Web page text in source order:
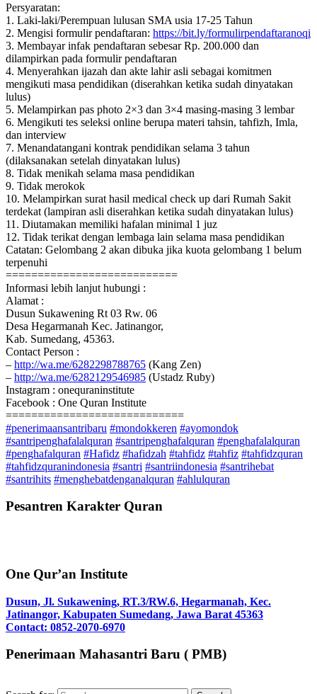
Persyaratan:
1. Laki-laki/Perempuan lulusan SMA usia 17-25 Tahun
2. Mengisi formulir pendaftaran: https://bit.ly/formulirpendaftaranoqi
3. Membayar infak pendaftaran sebesar Rp. 200.000 dan
dilampirkan pada formulir pendaftaran
4. Menyerahkan ijazah dan akte lahir asli sebagai komitmen
mengikuti masa pendidikan (diserahkan ketika sudah dinyatakan
lulus)
5. Melampirkan pas photo 2×3 dan 3×4 masing-masing 3 lembar
6. Mengikuti tes seleksi online berupa materi tahsin, tahfizh, Imla,
dan interview
7. Menandatangani kontrak pendidikan selama 3 tahun
(dilaksanakan setelah dinyatakan lulus)
8. Tidak menikah selama masa pendidikan
9. Tidak merokok
10. Melampirkan surat hasil medical check up dari Rumah Sakit
terdekat (lampiran asli diserahkan ketika sudah dinyatakan lulus)
11. Diutamakan memiliki hafalan minimal 1 juz
12. Tidak terikat dengan lembaga lain selama masa pendidikan
Catatan: Gelombang 2 akan dibuka jika kuota gelombang 1 belum
terpenuhi
===========================
Informasi lebih lanjut hubungi :
Alamat :
Dusun Sukawening Rt 03 Rw. 06
Desa Hegarmanah Kec. Jatinangor,
Kab. Sumedang, 45363.
Contact Person :
– http://wa.me/6282298788765 (Kang Zen)
– http://wa.me/6282129546985 (Ustadz Ruby)
Instagram : onequraninstitute
Facebook : One Quran Institute
============================
#penerimaansantribaru #mondokkeren #ayomondok
#santripenghafalalquran #santripenghafalquran #penghafalalquran
#penghafalquran #Hafidz #hafidzah #tahfidz #tahfiz #tahfidzquran
#tahfidzquranindonesia #santri #santriindonesia #santrihebat
#santrihits #menghebatdenganalquran #ahlulquran
Pesantren Karakter Quran
One Qur’an Institute
Dusun, Jl. Sukawening, RT.3/RW.6, Hegarmanah, Kec.
Jatinangor, Kabupaten Sumedang, Jawa Barat 45363
Contact: 0852-2070-6970
Penerimaan Mahasantri Baru ( PMB)